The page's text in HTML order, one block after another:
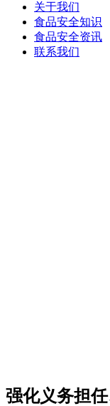
关于我们
食品安全知识
食品安全资讯
联系我们
强化义务担